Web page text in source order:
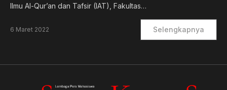
Ilmu Al-Qur’an dan Tafsir (IAT), Fakultas…
6 Maret 2022 Selengkapnya